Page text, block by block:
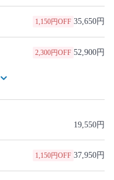
1,150円OFF 35,650円
2,300円OFF 52,900円
19,550円
1,150円OFF 37,950円